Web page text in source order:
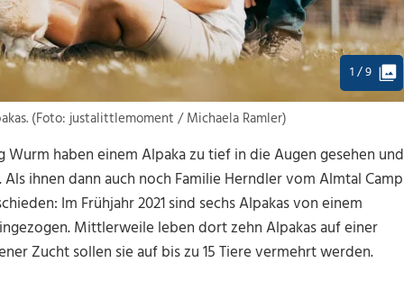
1 / 9
(Foto: justalittlemoment / Michaela Ramler)
Wurm haben einem Alpaka zu tief in die Augen gesehen und
ihnen dann auch noch Familie Herndler vom Almtal Camp
Im Frühjahr 2021 sind sechs Alpakas von einem
Mittlerweile leben dort zehn Alpakas auf einer
Zucht sollen sie auf bis zu 15 Tiere vermehrt werden.